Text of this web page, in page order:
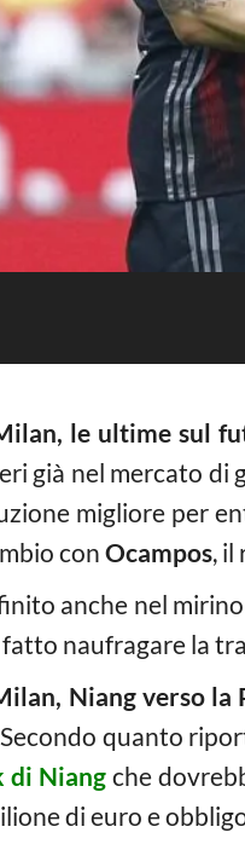
le ultime sul
già nel mercato di
migliore per
con Ocampos, il
anche nel
fatto naufragare la
Niang verso la
quanto
di Niang che
di euro e